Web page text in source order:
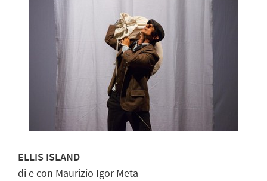
ELLIS ISLAND
di e con Maurizio Igor Meta